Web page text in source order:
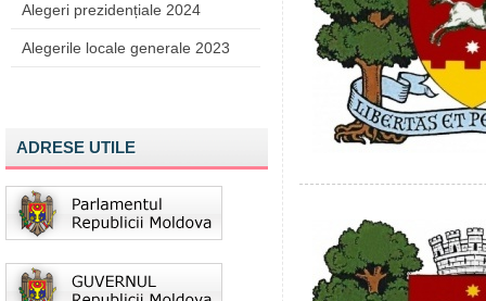
Alegeri prezidențiale 2024
Alegerile locale generale 2023
ADRESE UTILE